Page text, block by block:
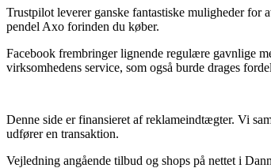
Trustpilot leverer ganske fantastiske muligheder
pendel Axo forinden du køber.
Facebook frembringer lignende regulære gavnlige
virksomhedens service, som også burde drages
Denne side er finansieret af reklameindtægter. Vi
udfører en transaktion.
Vejledning angående tilbud og shops på nettet i